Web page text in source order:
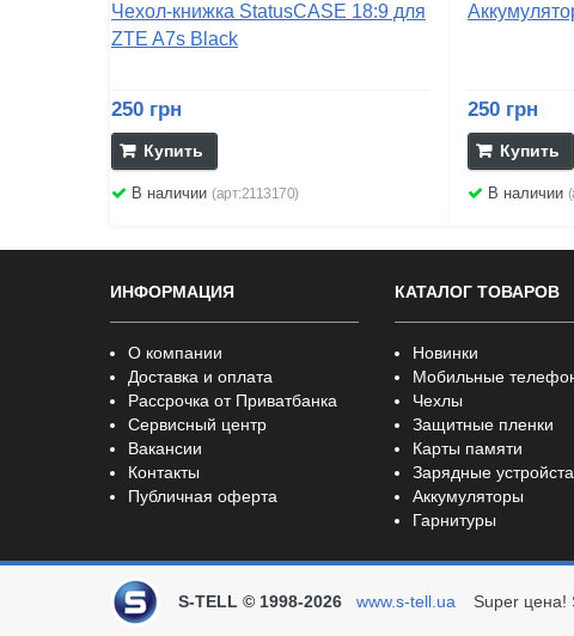
Чехол-книжка StatusCASE 18:9 для
ZTE A7s Black
250 грн
Купить
В наличии (арт:2113170)
250 грн
Купить
В наличии
ИНФОРМАЦИЯ
О компании
Доставка и оплата
Рассрочка от Приватбанка
Сервисный центр
Вакансии
Контакты
Публичная оферта
КАТАЛОГ ТОВАРОВ
Новинки
Мобильные
Чехлы
Защитные пленки
Карты памяти
Зарядные устройста
Аккумуляторы
Гарнитуры
S-TELL © 1998-2026 www.s-tell.ua Super цена!